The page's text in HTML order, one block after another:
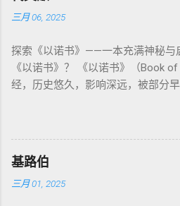
16章描述每年一次的“赎罪日”（
圣所，用血为圣所与百姓遮罪。 这
心： 神愿意居住在人中间； 罪必
神主动提供遮罪之道（两个祭牲，特
亚撒泻勒”的）。 这预表...
它是新约作者与读者共享的“语境词
呼应 犹大书14–15 几乎逐字引 1
的“深渊囚禁”叙事共振。 彼后2:4 用
天使囚禁之所，贴近以诺传统语境
来临与天使同来、坐在荣耀宝座审判
观 ：以诺将“巨人之灵”为游行污灵
驱魔叙事背后的“灵界词库”（可1、
权”）。 阴间与审判意象 ：Sheol 的
：以诺传统对压迫者的“祸哉”，与
义 和 神学 定位 。 二、 希伯来 圣经
示例 分类 类型 用法 说明 示例 经文
所 崇拜 的 神祇 出 20: 3 假 神/ 偶
神 的 众 子、 天使、 神圣 议会
神圣 存在（ divine beings） 4. 法官
权 代表 受托 执行 神 旨意 的 人（
人（ divine proxy） 6. 强调 威严 复
显现 撒 上 28: 13 灵界 显现 或 尊称
每一 类 的 代表 经文 解读 1. 真神 的
בְּרֵאשִׁית בָּרָא אֱלֹהִים...” “ 起初， 神（ Elohim） 创造 天地。” 尽
三月 06, 2025
探索《以诺书》——一本充满神秘与
《以诺书》？ 《以诺书》（Book
经，历史悠久，影响深远，被部分
的曾祖父——的名义写成，包含大
行，神将他取去，他就不在世了。”
关于以诺与神的关系、天国奥秘的
这种想象的结晶。 📖《以诺书》的
基路伯
三月 01, 2025